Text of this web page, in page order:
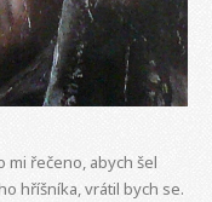
řečeno, abych šel
hříšníka, vrátil bych se.